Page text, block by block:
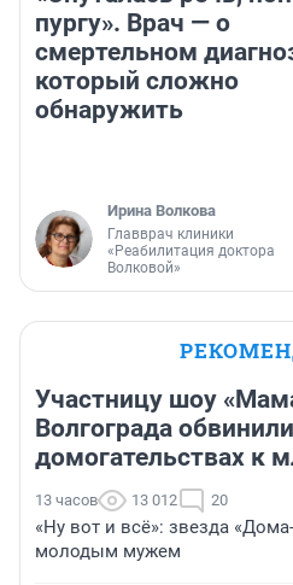
пургу». Врач — о
смертельном
который сложно
обнаружить
Ирина Волкова
Главврач клиники
«Реабилитация доктора
Волковой»
Участницу шоу
Волгограда
домогательствах к
13 часов 13 012 20
«Ну вот и всё»: звезда
молодым мужем